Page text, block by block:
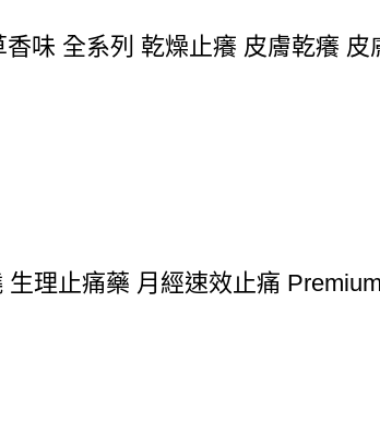
味 全系列 乾燥止癢 皮膚乾癢
理止痛藥 月經速效止痛